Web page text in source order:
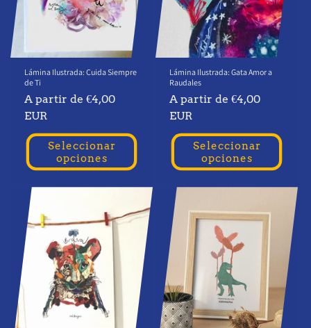
Lámina Ilustrada: Cuida Siempre
de Ti
Precio
habitual
A partir de €4,00
EUR
Seleccionar
opciones
Lámina Ilustrada: Gata Amor a
Raudales
Precio
habitual
A partir de €4,00
EUR
Seleccionar
opciones